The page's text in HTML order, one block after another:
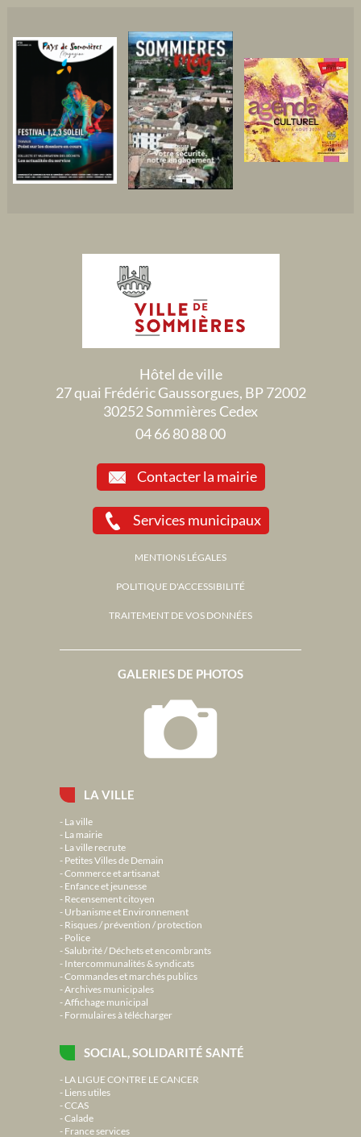
LA VILLE
La ville
La mairie
La ville recrute
Petites Villes de Demain
Commerce et artisanat
Enfance et jeunesse
Recensement citoyen
Urbanisme et Environnement
Risques / prévention / protection
Police
Salubrité / Déchets et encombrants
Intercommunalités & syndicats
Commandes et marchés publics
Archives municipales
Affichage municipal
Formulaires à télécharger
SOCIAL, SOLIDARITÉ SANTÉ
LA LIGUE CONTRE LE CANCER
Liens utiles
CCAS
Calade
France services
GALERIES DE PHOTOS
Hôtel de ville
27 quai Frédéric Gaussorgues, BP 72002
30252 Sommières Cedex
04 66 80 88 00
Contacter la mairie
Services municipaux
MENTIONS LÉGALES
POLITIQUE D'ACCESSIBILITÉ
TRAITEMENT DE VOS DONNÉES